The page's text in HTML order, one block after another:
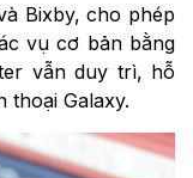
Bixby, cho phép
vụ cơ bản bằng
vẫn duy trì, hỗ
thoại Galaxy.